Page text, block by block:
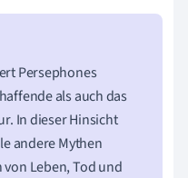
Persephones
als auch das
In dieser Hinsicht
andere Mythen
Leben, Tod und